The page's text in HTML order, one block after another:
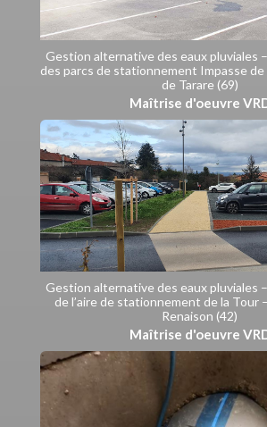
Gestion alternative des eaux pluviales
des parcs de stationnement Impasse de
de Tarare (69)
Maîtrise d'oeuvre
Gestion alternative des eaux pluviales
de l’aire de stationnement de la Tour
Renaison (42)
Maîtrise d'oeuvre